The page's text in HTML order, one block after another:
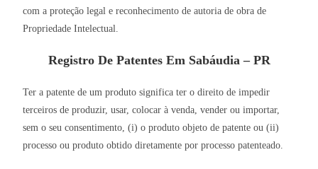
com a proteção legal e reconhecimento de autoria de obra de
Propriedade Intelectual.
Registro De Patentes Em Sabáudia – PR
Ter a patente de um produto significa ter o direito de impedir
terceiros de produzir, usar, colocar à venda, vender ou importar,
sem o seu consentimento, (i) o produto objeto de patente ou (ii)
processo ou produto obtido diretamente por processo patenteado.